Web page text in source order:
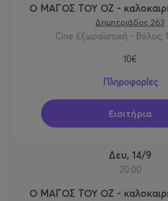
Ο ΜΑΓΟΣ ΤΟΥ ΟΖ -
Δημητριάδος 263
Cine Εξωραϊστική - Βόλος,
10€
Πληροφορίες
Εισιτήρια
Δευ, 14/9
20:00
Ο ΜΑΓΟΣ ΤΟΥ ΟΖ -